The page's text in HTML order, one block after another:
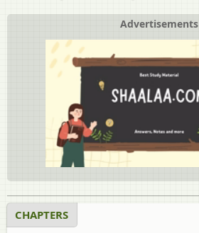
Advertisements
CHAPTERS